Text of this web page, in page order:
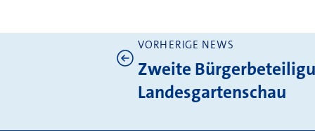
Weitere News
VORHERIGE NEWS
Zweite
Landesgartenschau